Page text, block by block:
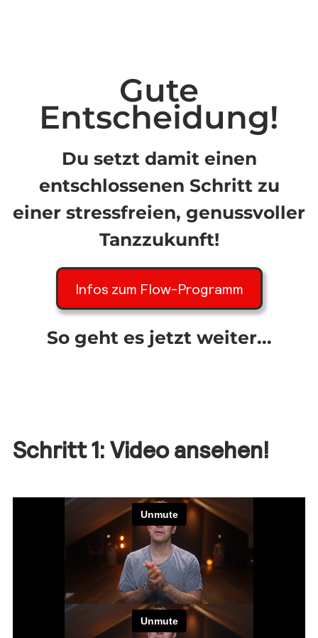
Gute
Entscheidung!
Du setzt damit einen
entschlossenen Schritt zu
einer stressfreien, genussvoller
Tanzzukunft!
Infos zum Flow-Programm
So geht es jetzt weiter...
Schritt 1: Video ansehen!